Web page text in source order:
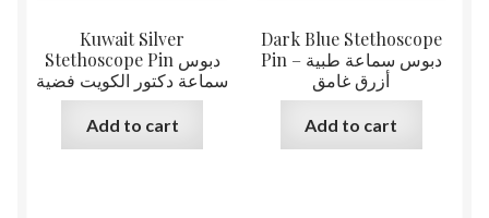
Kuwait Silver
Stethoscope Pin دبوس
سماعة دكتور الكويت فضية
Add to cart
Dark Blue Stethoscope
Pin دبوس سماعة طبية –
أزرق غامق
Add to cart